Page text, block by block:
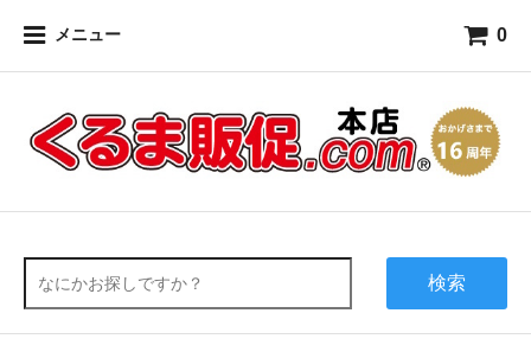
メニュー 0
検索